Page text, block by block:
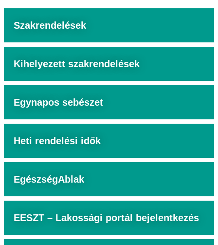
Szakrendelések
Kihelyezett szakrendelések
Egynapos sebészet
Heti rendelési idők
EgészségAblak
EESZT – Lakossági portál bejelentkezés